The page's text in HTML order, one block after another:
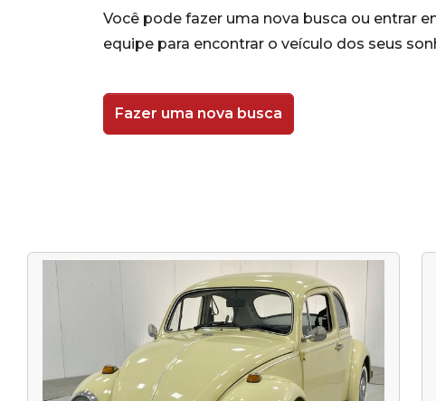
Você pode fazer uma nova busca ou entrar
equipe para encontrar o veículo dos seus
Fazer uma nova busca